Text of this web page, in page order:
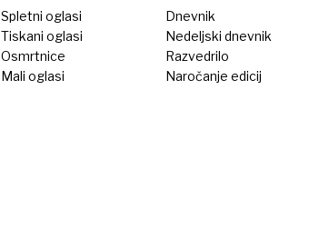
Spletni oglasi
Tiskani oglasi
Osmrtnice
Mali oglasi
Dnevnik
Nedeljski dnevnik
Razvedrilo
Naročanje edicij